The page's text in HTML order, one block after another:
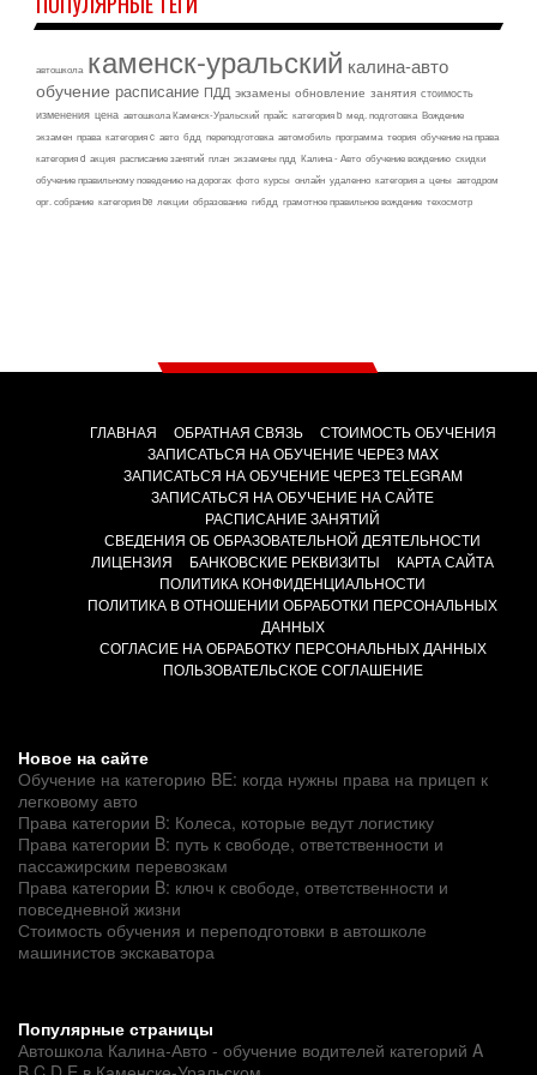
автошкола каменск-уральский калина-авто
обучение расписание ПДД экзамены обновление занятия стоимость
изменения цена автошкола Каменск-Уральский прайс категория b мед. подготовка Вождение
экзамен права категория c авто бдд переподготовка автомобиль программа теория обучение на права
категория d акция расписание занятий план экзамены пдд Калина - Авто обучение вождению скидки
обучение правильному поведению на дорогах фото курсы онлайн удаленно категория а цены автодром
орг. собрание категория be лекции образование гибдд грамотное правильное вождение техосмотр
ГЛАВНАЯ ОБРАТНАЯ СВЯЗЬ
СТОИМОСТЬ ОБУЧЕНИЯ
ЗАПИСАТЬСЯ НА ОБУЧЕНИЕ ЧЕРЕЗ MAX
ЗАПИСАТЬСЯ НА ОБУЧЕНИЕ ЧЕРЕЗ TELEGRAM
ЗАПИСАТЬСЯ НА ОБУЧЕНИЕ НА САЙТЕ
РАСПИСАНИЕ ЗАНЯТИЙ
СВЕДЕНИЯ ОБ ОБРАЗОВАТЕЛЬНОЙ ДЕЯТЕЛЬНОСТИ
ЛИЦЕНЗИЯ
БАНКОВСКИЕ РЕКВИЗИТЫ
КАРТА САЙТА
ПОЛИТИКА КОНФИДЕНЦИАЛЬНОСТИ
ПОЛИТИКА В ОТНОШЕНИИ ОБРАБОТКИ ПЕРСОНАЛЬНЫХ
ДАННЫХ
СОГЛАСИЕ НА ОБРАБОТКУ ПЕРСОНАЛЬНЫХ ДАННЫХ
ПОЛЬЗОВАТЕЛЬСКОЕ СОГЛАШЕНИЕ
Новое на сайте
Обучение на категорию BE: когда нужны права на прицеп к
легковому авто
Права категории B: Колеса, которые ведут логистику
Права категории B: путь к свободе, ответственности и
пассажирским перевозкам
Права категории B: ключ к свободе, ответственности и
повседневной жизни
Стоимость обучения и переподготовки в автошколе
машинистов экскаватора
Популярные страницы
Автошкола Калина-Авто - обучение водителей категорий A